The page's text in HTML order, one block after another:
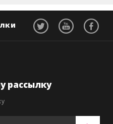
рассылку